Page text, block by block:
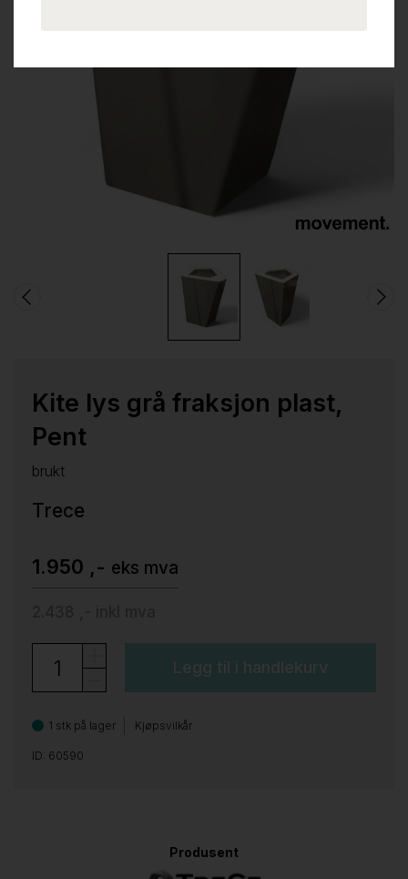
Kite lys grå fraksjon plast,
Pent
brukt
Trece
1.950 ,- eks mva
Legg til i handlekurv
1 stk på lager Kjøpsvilkår
ID: 60590
Produsent